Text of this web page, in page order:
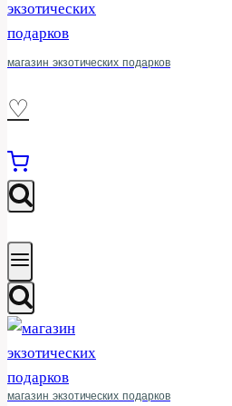
магазин экзотических подарков
♡
магазин экзотических подарков